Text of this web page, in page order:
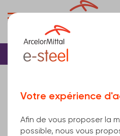
Accueil Poutrelle
Votre expérience
Afin de vous proposer la
possible, nous vous